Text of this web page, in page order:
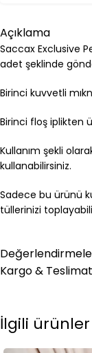
Açıklama
Saccax Exclusive
adet şeklinde
Birinci kuvvetli
Birinci floş iplikten
Kullanım şekli
kullanabilirsiniz.
Sadece bu ürünü
tüllerinizi
Kargo & Teslimat
İlgili ürünler